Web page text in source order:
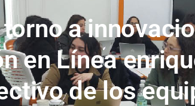
a
en Línea
de los